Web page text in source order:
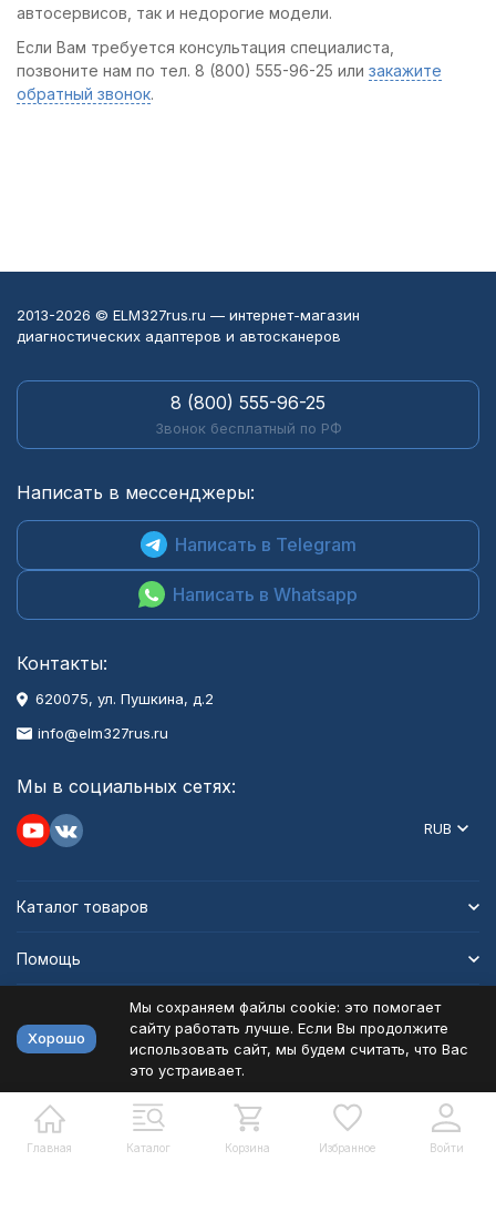
автосервисов, так и недорогие модели.
Если Вам требуется консультация специалиста,
позвоните нам по тел. 8 (800) 555-96-25 или закажите
обратный звонок.
Главная Каталог Корзина Избранное Войти
2013-2026 © ELM327rus.ru — интернет-магазин
диагностических адаптеров и автосканеров
8 (800) 555-96-25
Звонок бесплатный по РФ
Написать в мессенджеры:
Написать в Telegram
Написать в Whatsapp
Контакты:
620075, ул. Пушкина, д.2
info@elm327rus.ru
Мы в социальных сетях:
RUB
Каталог товаров
Помощь
Политика персональных данных
Разработано в bodysite.ru
Хорошо
Мы сохраняем файлы cookie: это помогает
сайту работать лучше. Если Вы продолжите
использовать сайт, мы будем считать, что Вас
это устраивает.